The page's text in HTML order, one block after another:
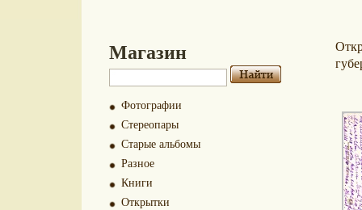
Магазин
Фотографии
Стереопары
Старые альбомы
Разное
Книги
Открытки